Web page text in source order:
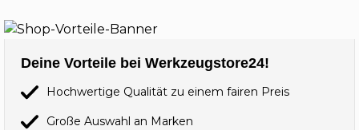
Deine Vorteile bei Werkzeugstore24!
Hochwertige Qualität zu einem fairen Preis
Große Auswahl an Marken